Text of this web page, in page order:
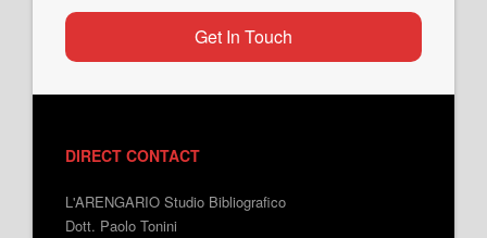
Get In Touch
DIRECT CONTACT
L'ARENGARIO Studio Bibliografico
Dott. Paolo Tonini